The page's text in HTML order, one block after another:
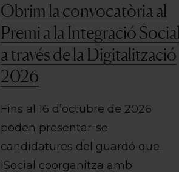
Obrim la convocatòria al
Premi a la Integració Social
a través de la Digitalització
2026
Fins al 16 d’octubre de 2026
poden presentar-se
candidatures del guardó que
iSocial coorganitza amb